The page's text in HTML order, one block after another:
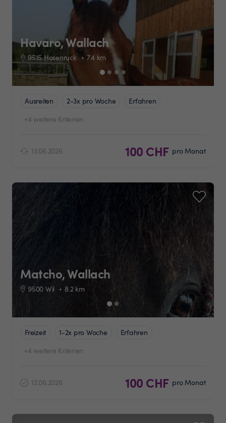
Havaro, Wallach
9515 Hosenruck 7.4km
Ausreiten 2-3x pro Woche
Erfahren
+4 weitere Kriterien
13.06.2026 100 CHF pro Monat
Matcho, Wallach
9500 Wil 8.2km
Freizeit 1-2x pro Woche
Erfahren
+4 weitere Kriterien
12.06.2026 100 CHF pro Monat